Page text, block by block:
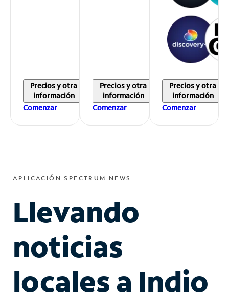
Precios y otra
información
Comenzar
Precios y otra
información
Comenzar
Precios y otra
información
Comenzar
APLICACIÓN SPECTRUM NEWS
Llevando
noticias
locales a Indio